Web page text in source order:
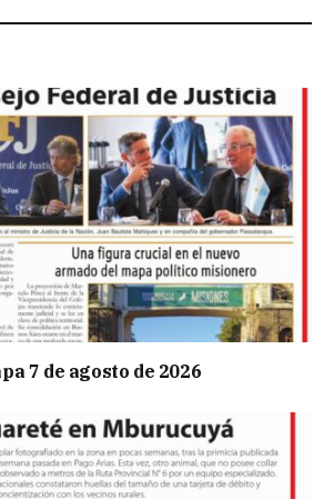
7 de agosto de 2026